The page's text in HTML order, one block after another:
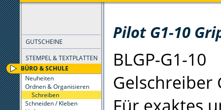
GUTSCHEINE
STEMPEL & TEXTPLATTEN
BÜRO & SCHULE
Neuheiten
Ordnen & Organisieren
Schreiben
Schneiden / Kleben
Pilot G1-10
BLGP-G1-10
Gelschreiber
Für exaktes